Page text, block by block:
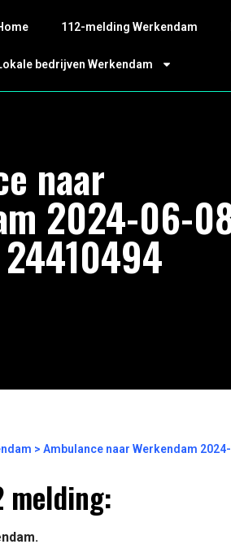
112-melding Werkendam
bedrijven Werkendam
naar
2024-06-
Ambulance naar Werkendam
melding: